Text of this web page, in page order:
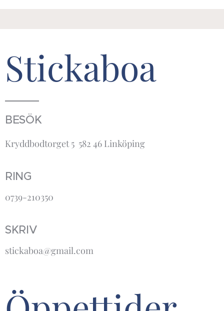
Stickaboa
BESÖK
Kryddbodtorget 5 582 46 Linköping
RING
0739-210350
SKRIV
stickaboa@gmail.com